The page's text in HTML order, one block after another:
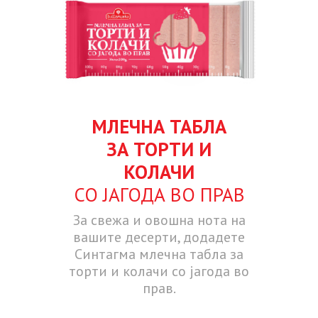
МЛЕЧНА ТАБЛА
ЗА ТОРТИ И
КОЛАЧИ
СО ЈАГОДА ВО ПРАВ
За свежа и овошна нота на
вашите десерти, додадете
Синтагма млечна табла за
торти и колачи со јагода во
прав.